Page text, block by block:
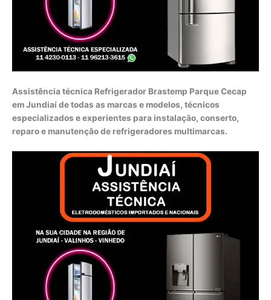
Assistência técnica Refrigerador Brastemp Parque Cecap
em Jundiaí de todas as marcas e modelos, técnicos
especializados e experientes para instalação, conserto,
reparo e manutenção de refrigeradores multimarcas.